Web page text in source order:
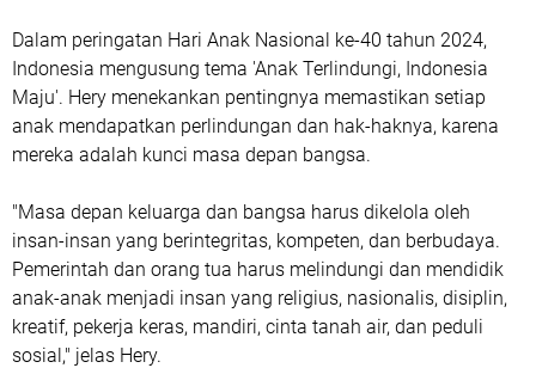
Dalam peringatan Hari Anak Nasional ke-40 tahun 2024,
Indonesia mengusung tema 'Anak Terlindungi, Indonesia
Maju'. Hery menekankan pentingnya memastikan setiap
anak mendapatkan perlindungan dan hak-haknya, karena
mereka adalah kunci masa depan bangsa.
"Masa depan keluarga dan bangsa harus dikelola oleh
insan-insan yang berintegritas, kompeten, dan berbudaya.
Pemerintah dan orang tua harus melindungi dan mendidik
anak-anak menjadi insan yang religius, nasionalis, disiplin,
kreatif, pekerja keras, mandiri, cinta tanah air, dan peduli
sosial," jelas Hery.